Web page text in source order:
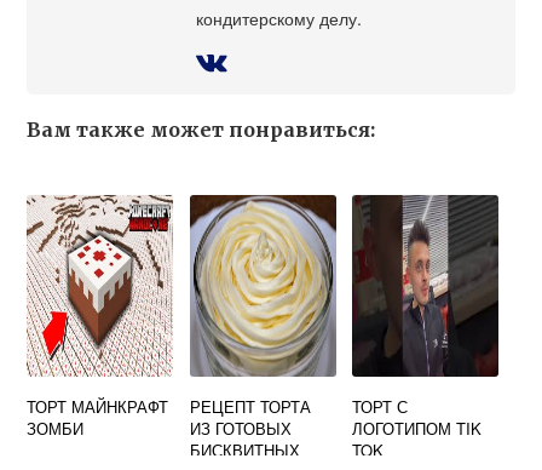
кондитерскому делу.
Вам также может понравиться:
ТОРТ МАЙНКРАФТ
ЗОМБИ
РЕЦЕПТ ТОРТА
ИЗ ГОТОВЫХ
БИСКВИТНЫХ
ТОРТ С
ЛОГОТИПОМ TIK
TOK